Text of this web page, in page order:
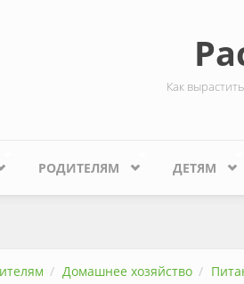
Как
РОДИТЕЛЯМ ДЕТЯМ
Домашнее хозяйство